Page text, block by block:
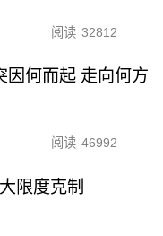
阅读 32812
因何而起 走向何方
阅读 46992
限度克制